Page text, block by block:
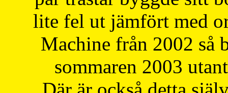
lite fel ut jämfört med
Machine från 2002 så
sommaren 2003